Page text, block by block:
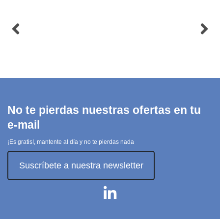
No te pierdas nuestras ofertas en tu
e-mail
¡Es gratis!, mantente al día y no te pierdas nada
Suscríbete a nuestra newsletter